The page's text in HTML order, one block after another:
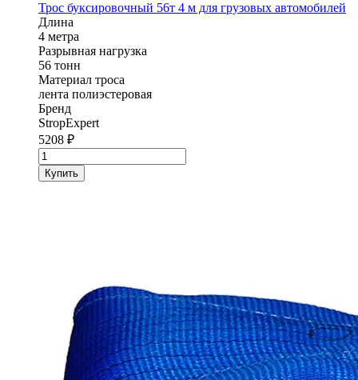
Трос буксировочный 56т 4 м для грузовых автомобилей
Длина
4 метра
Разрывная нагрузка
56 тонн
Материал троса
лента полиэстеровая
Бренд
StropExpert
5208 ₽
Количество
товара
Трос
автомобилей
Купить